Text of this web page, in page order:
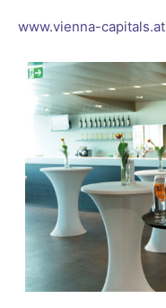
www.vienna-capitals.at